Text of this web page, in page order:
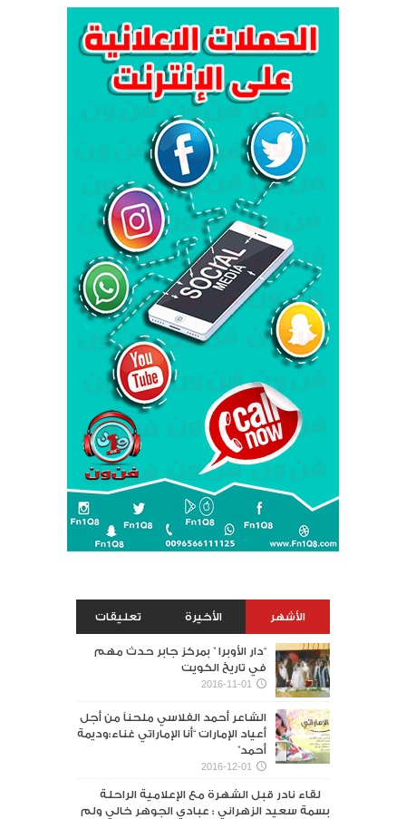
الأشهر الأخيرة تعليقات
“دار الأوبرا ” بمركز جابر حدث مهم
في تاريخ الكويت
2016-11-01
الشاعر أحمد الفلاسي ملحناً من أجل
أعياد الإمارات “أنا الإماراتي غناء:وديمة
أحمد”
2016-12-01
لقاء نادر قبل الشهرة مع الإعلامية الراحلة
بسمة سعيد الزهراني : عبادي الجوهر خالي ولم